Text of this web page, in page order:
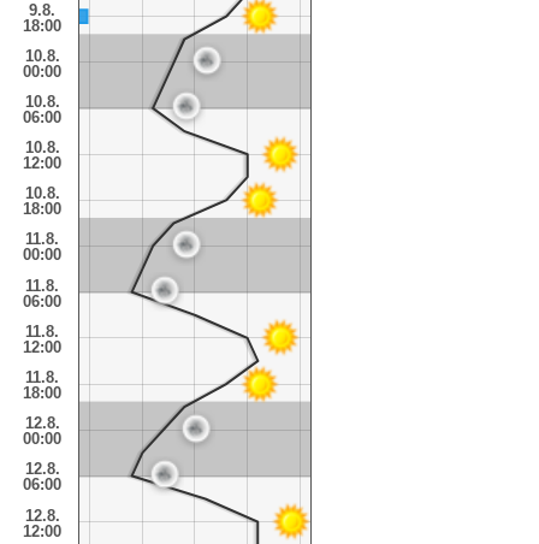
9.8.
18:00
10.8.
00:00
10.8.
06:00
10.8.
12:00
10.8.
18:00
11.8.
00:00
11.8.
06:00
11.8.
12:00
11.8.
18:00
12.8.
00:00
12.8.
06:00
12.8.
12:00